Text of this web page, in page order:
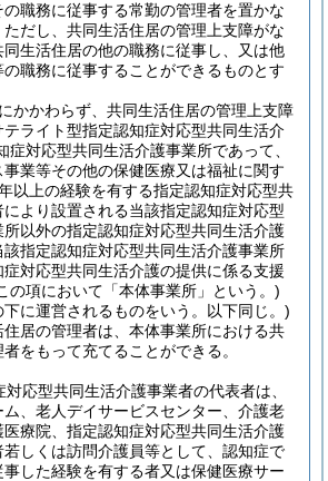
職務に従事する常勤の管理者を置かな
ただし、共同生活住居の管理上支障がな
生活住居の他の職務に従事し、又は他
職務に従事することができるものとす
かかわらず、共同生活住居の管理上支障
ライト型指定認知症対応型共同生活介
症対応型共同生活介護事業所であって、
業等その他の保健医療又は福祉に関す
以上の経験を有する指定認知症対応型共
より設置される当該指定認知症対応型
以外の指定認知症対応型共同生活介護
指定認知症対応型共同生活介護事業所
対応型共同生活介護の提供に係る支援
の項において「本体事業所」という。)
下に運営されるものをいう。以下同じ。)
居の管理者は、本体事業所における共
をもって充てることができる。
対応型共同生活介護事業者の代表者は、
、老人デイサービスセンター、介護老
医療院、指定認知症対応型共同生活介護
しくは訪問介護員等として、認知症で
した経験を有する者又は保健医療サー